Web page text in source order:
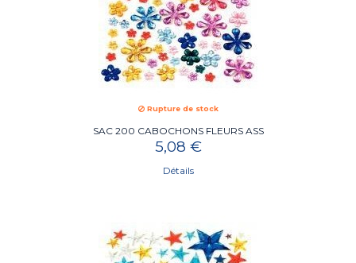
Rupture de stock
SAC 200 CABOCHONS FLEURS ASS
5,08 €
Détails